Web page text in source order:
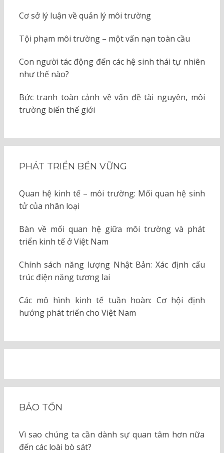
Cơ sở lý luận về quản lý môi trường
Tội phạm môi trường – một vấn nạn toàn cầu
Con người tác động đến các hệ sinh thái tự nhiên
như thế nào?
Bức tranh toàn cảnh về vấn đề tài nguyên, môi
trường biển thế giới
PHÁT TRIỂN BỀN VỮNG
Quan hệ kinh tế – môi trường: Mối quan hệ sinh
tử của nhân loại
Bàn về mối quan hệ giữa môi trường và phát
triển kinh tế ở Việt Nam
Chính sách năng lượng Nhật Bản: Xác định cấu
trúc điện năng tương lai
Các mô hình kinh tế tuần hoàn: Cơ hội định
hướng phát triển cho Việt Nam
BẢO TỒN
Vì sao chúng ta cần dành sự quan tâm hơn nữa
đến các loài bò sát?